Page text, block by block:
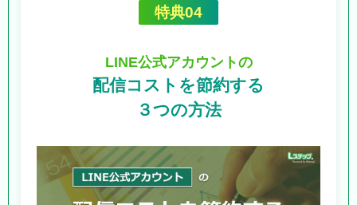
特典04
LINE公式アカウントの
配信コストを節約する
３つの方法